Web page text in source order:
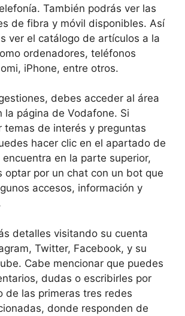
También podrás ver las
de fibra y móvil disponibles. Así
ver el catálogo de artículos a la
ordenadores, teléfonos
iPhone, entre otros.
debes acceder al área
la página de Vodafone. Si
temas de interés y preguntas
hacer clic en el apartado de
en la parte superior,
optar por un chat con un bot que
accesos, información y
detalles visitando su cuenta
Twitter, Facebook, y su
Cabe mencionar que puedes
dudas o escribirles por
de las primeras tres redes
donde responden de